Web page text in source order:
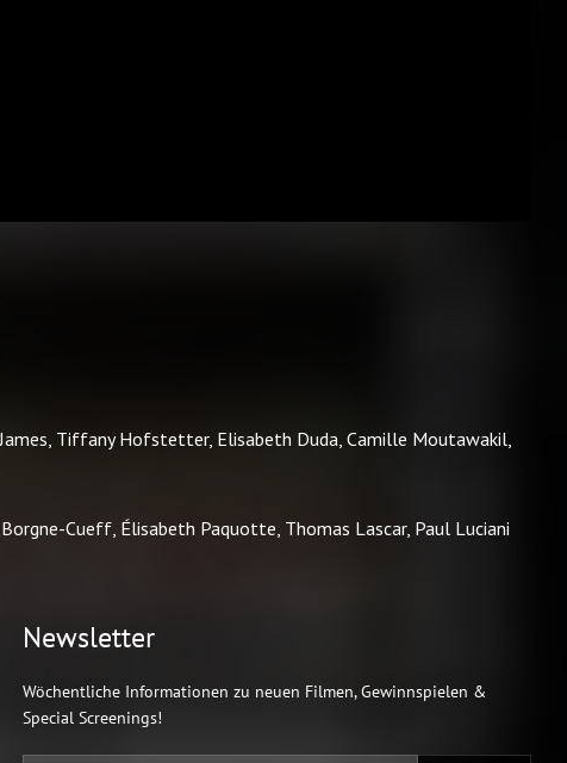
Newsletter
Wöchentliche Informationen zu neuen Filmen, Gewinnspielen &
Special Screenings!